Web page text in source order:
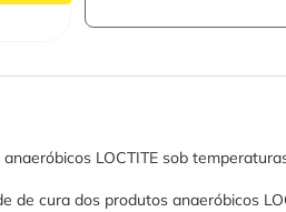
LOCTITE sob
cura dos produtos anaeróbicos